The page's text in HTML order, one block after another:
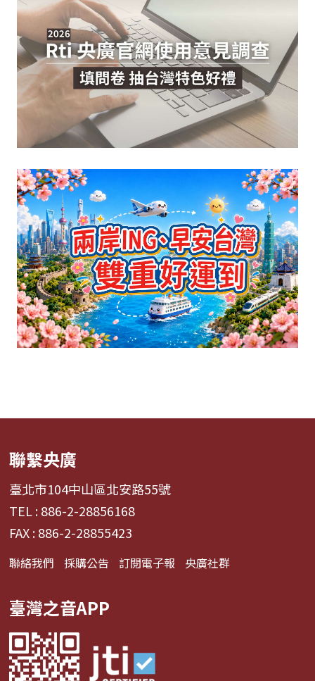
聯繫央廣
臺北市104中山區北安路55號
TEL : 886-2-28856168
FAX : 886-2-28855423
聯絡我們 採購公告 訂閱電子報 央廣社群
臺灣之音APP